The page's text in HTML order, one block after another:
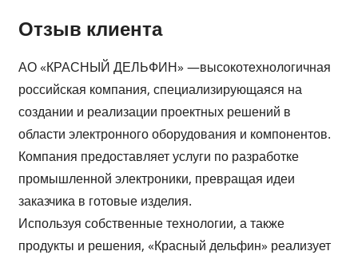
Отзыв клиента
АО «КРАСНЫЙ ДЕЛЬФИН» —высокотехнологичная
российская компания, специализирующаяся на
создании и реализации проектных решений в
области электронного оборудования и компонентов.
Компания предоставляет услуги по разработке
промышленной электроники, превращая идеи
заказчика в готовые изделия.
Используя собственные технологии, а также
продукты и решения, «Красный дельфин» реализует